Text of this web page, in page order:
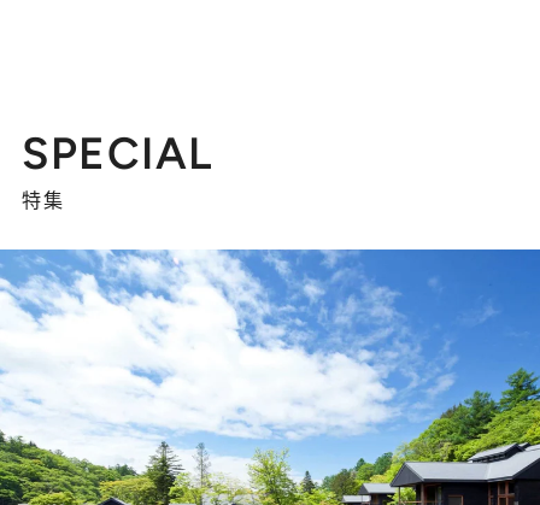
SPECIAL
特集